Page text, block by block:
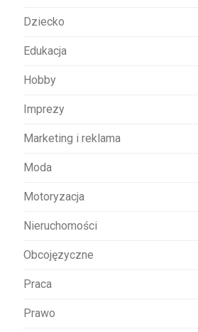
Dziecko
Edukacja
Hobby
Imprezy
Marketing i reklama
Moda
Motoryzacja
Nieruchomości
Obcojęzyczne
Praca
Prawo